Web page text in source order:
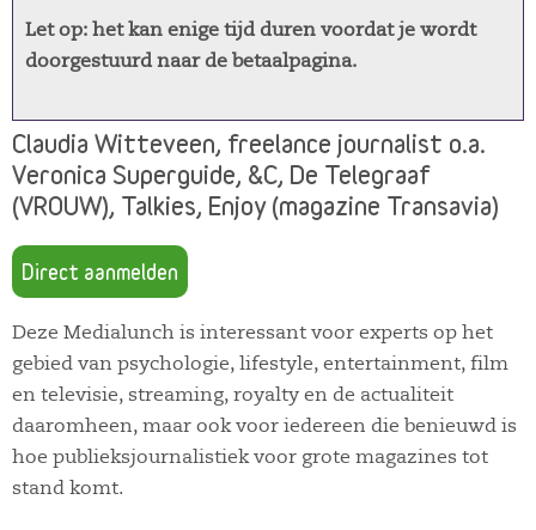
Let op: het kan enige tijd duren voordat je wordt
doorgestuurd naar de betaalpagina.
Claudia Witteveen, freelance journalist o.a.
Veronica Superguide, &C, De Telegraaf
(VROUW), Talkies, Enjoy (magazine Transavia)
Direct aanmelden
Deze Medialunch is interessant voor experts op het
gebied van psychologie, lifestyle, entertainment, film
en televisie, streaming, royalty en de actualiteit
daaromheen, maar ook voor iedereen die benieuwd is
hoe publieksjournalistiek voor grote magazines tot
stand komt.